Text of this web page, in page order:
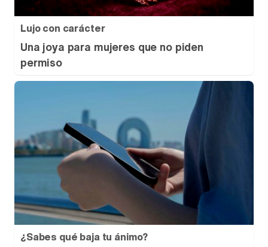
Lujo con carácter
Una joya para mujeres que no piden
permiso
¿Sabes qué baja tu ánimo?